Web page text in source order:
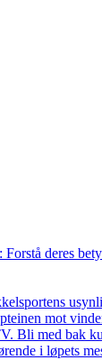
deres
mot
Bli med bak
i løpets